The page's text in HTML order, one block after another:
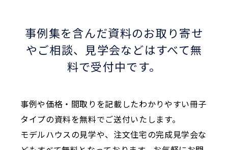
事例集を含んだ資料のお取り寄せ
やご相談、
見学会などはすべて無
料で受付中です。
事例や価格・間取りを記載したわかりやすい冊子
タイプの資料を無料でご送付いたします。
モデルハウスの見学や、注文住宅の完成見学会な